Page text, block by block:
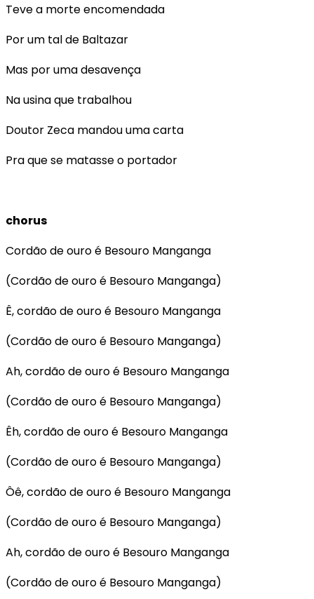
Teve a morte encomendada
Por um tal de Baltazar
Mas por uma desavença
Na usina que trabalhou
Doutor Zeca mandou uma carta
Pra que se matasse o portador
chorus
Cordão de ouro é Besouro Manganga
(Cordão de ouro é Besouro Manganga)
Ê, cordão de ouro é Besouro Manganga
(Cordão de ouro é Besouro Manganga)
Ah, cordão de ouro é Besouro Manganga
(Cordão de ouro é Besouro Manganga)
Êh, cordão de ouro é Besouro Manganga
(Cordão de ouro é Besouro Manganga)
Ôê, cordão de ouro é Besouro Manganga
(Cordão de ouro é Besouro Manganga)
Ah, cordão de ouro é Besouro Manganga
(Cordão de ouro é Besouro Manganga)